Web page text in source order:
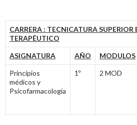
CARRERA : TECNICATURA
TERAPÉUTICO
ASIGNATURA AÑO MODULOS
Principios
médicos y
Psicofarmacología
1º 2 MOD